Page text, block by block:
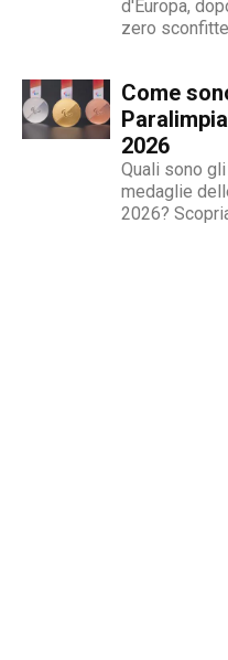
d'Europa,
zero
Come
2026
Quali sono
medaglie
2026?